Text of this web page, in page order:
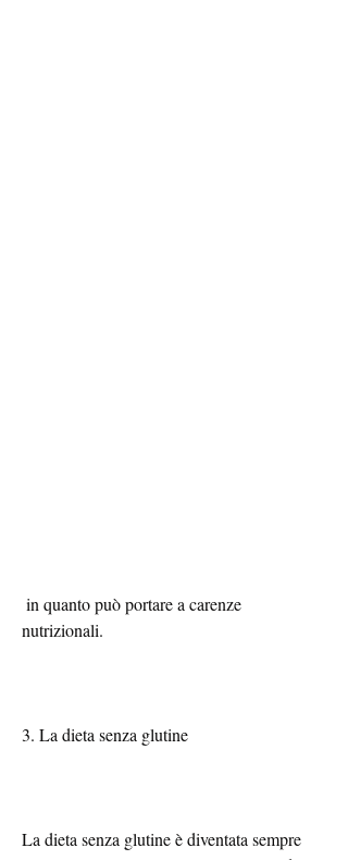
nutrizionali.
3. La dieta senza glutine
La dieta senza glutine è diventata sempre